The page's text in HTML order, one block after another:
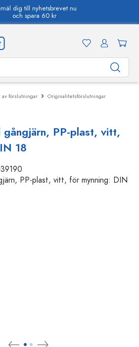
dig till nyhetsbrevet nu
och spara 60 kr
av förslutningar Originalitetsförslutningar
PP-plast, vitt,
18